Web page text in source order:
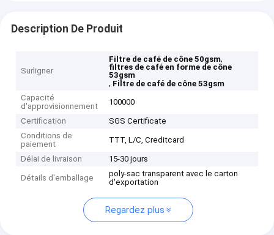
Description De Produit
Surligner
Filtre de café de cône 50gsm,
filtres de café en forme de cône
53gsm
, Filtre de café de cône 53gsm
Capacité
d'approvisionnement
100000
Certification
SGS Certificate
Conditions de
paiement
TTT, L/C, Creditcard
Délai de livraison 15-30 jours
Détails d'emballage
poly-sac transparent avec le carton
d'exportation
Regardez plus